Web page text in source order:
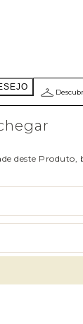
deste Produto,